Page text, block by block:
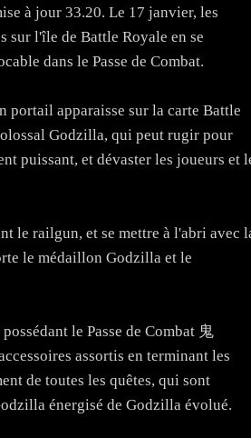
à jour 33.20. Le 17 janvier, les
sur l'île de Battle Royale en se
dans le Passe de Combat.
portail apparaisse sur la carte Battle
Godzilla, qui peut rugir pour
puissant, et dévaster les joueurs et
le railgun, et se mettre à l'abri avec
le médaillon Godzilla et le
le Passe de Combat 鬼
assortis en terminant les
de toutes les quêtes, qui sont
énergisé de Godzilla évolué.